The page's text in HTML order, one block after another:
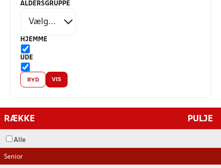
ALDERSGRUPPE
HJEMME
UDE
RYD VIS
RÆKKE PULJE
Alle
Senior